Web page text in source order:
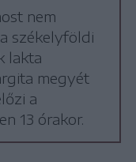
nem
székelyföldi
lakta
megyét
a
13 órakor.